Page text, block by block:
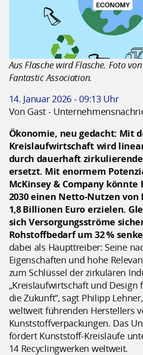
Aus Flasche wird Flasche. Foto
Fantastic Association.
14. Januar 2026 - 09:13 Uhr
Von Gast -
Ökonomie, neu gedacht: Mit
Kreislaufwirtschaft wird
durch dauerhaft
ersetzt. Mit enormem
McKinsey & Company könnte
2030 einen Netto-Nutzen von
1,8 Billionen Euro erzielen.
sich Versorgungsströme
Rohstoffbedarf um 32 %
dabei als Haupttreiber: Seine
Eigenschaften und hohe
zum Schlüssel der zirkulären
„Kreislaufwirtschaft und Design
die Zukunft“, sagt Philipp
weltweit führenden Herstellers
Kunststoffverpackungen. Das
fördert Kunststoff-Kreisläufe
14 Recyclingwerken weltweit.